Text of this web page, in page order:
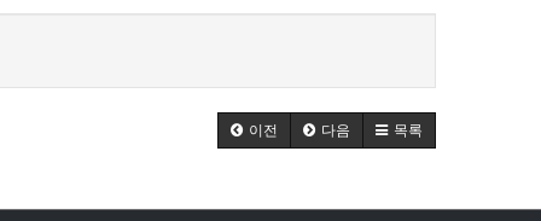
이전 다음 목록